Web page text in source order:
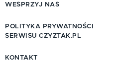
WESPRZYJ NAS
POLITYKA PRYWATNOŚCI
SERWISU CZYZTAK.PL
KONTAKT